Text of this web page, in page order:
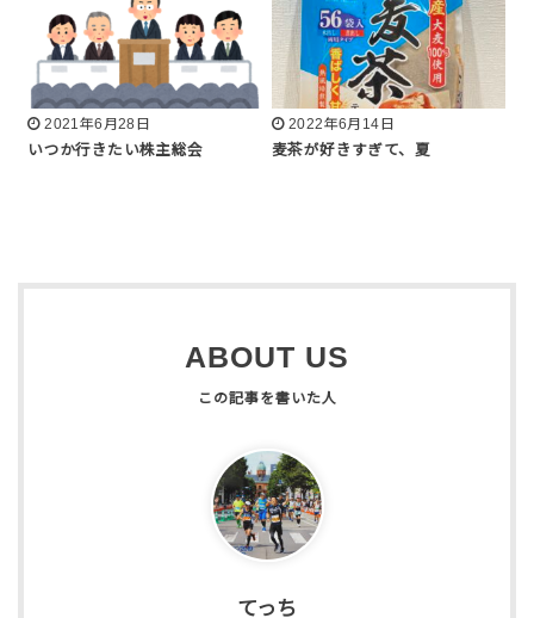
2021年6月28日
いつか行きたい株主総会
2022年6月14日
麦茶が好きすぎて、夏
ABOUT US
てっち